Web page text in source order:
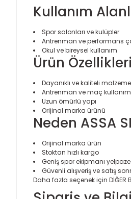
Kullanım
Spor salonları ve kulüpler
Antrenman ve performans
Okul ve bireysel kullanım
Ürün Özellikleri
Dayanıklı ve kaliteli malzeme
Antrenman ve maç
Uzun ömürlü yapı
Orijinal marka ürünü
Neden ASSA
Orijinal marka ürün
Stoktan hızlı kargo
Geniş spor ekipmanı
Güvenli alışveriş ve satış
Daha fazla seçenek için DİĞER